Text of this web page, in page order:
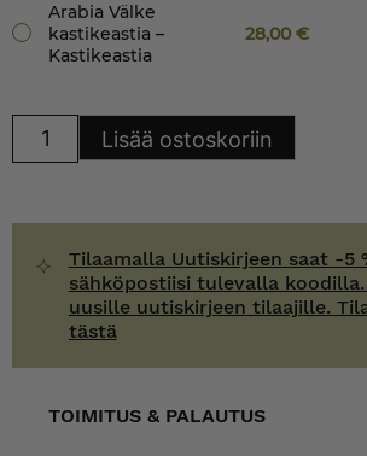
Arabia Välke
kastikeastia –
Kastikeastia
28,00€
Lisää ostoskoriin
Tilaamalla Uutiskirjeen saat -5
sähköpostiisi tulevalla koodilla.
uusille uutiskirjeen tilaajille.
tästä
TOIMITUS & PALAUTUS